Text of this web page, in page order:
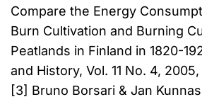
Compare the Energy
Burn Cultivation and Burning
Peatlands in Finland in 1820-
and History, Vol. 11 No. 4,
[3] Bruno Borsari & Jan